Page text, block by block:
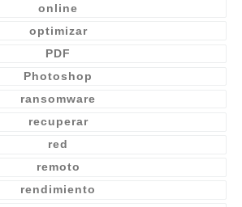
online
optimizar
PDF
Photoshop
ransomware
recuperar
red
remoto
rendimiento